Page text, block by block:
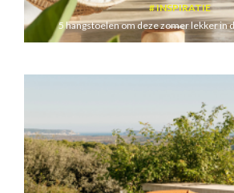
INSPIRATIE
5 hangstoelen om deze zomer lekker in